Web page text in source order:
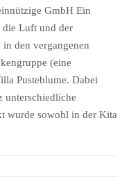
GmbH Ein
die Luft und der
den vergangenen
(eine
Pusteblume. Dabei
unterschiedliche
wurde sowohl in der Kita